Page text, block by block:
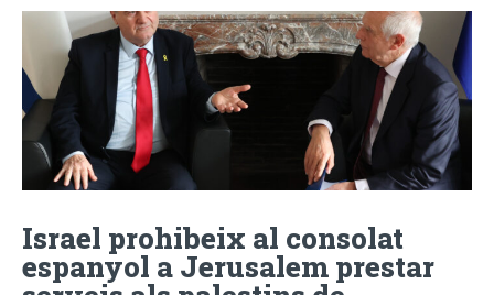
Israel prohibeix al consolat
espanyol a Jerusalem prestar